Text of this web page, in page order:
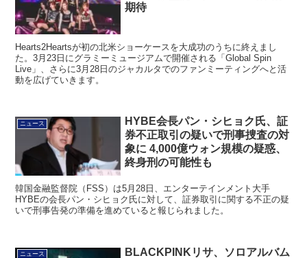
ケースが盛況…グローバル活動に
Hearts2Heartsが初の北米ショーケースを大成功のうちに終えまし
た。3月23日にグラミーミュージアムで開催される「Global Spin
Live」、さらに3月28日のジャカルタでのファンミーティングへと活
HYBE会長パン・シヒョク氏、証
券不正取引の疑いで刑事捜査の対
象に 4,000億ウォン規模の疑惑、
韓国金融監督院（FSS）は5月28日、エンターテインメント大手
HYBEの会長パン・シヒョク氏に対して、証券取引に関する不正の疑